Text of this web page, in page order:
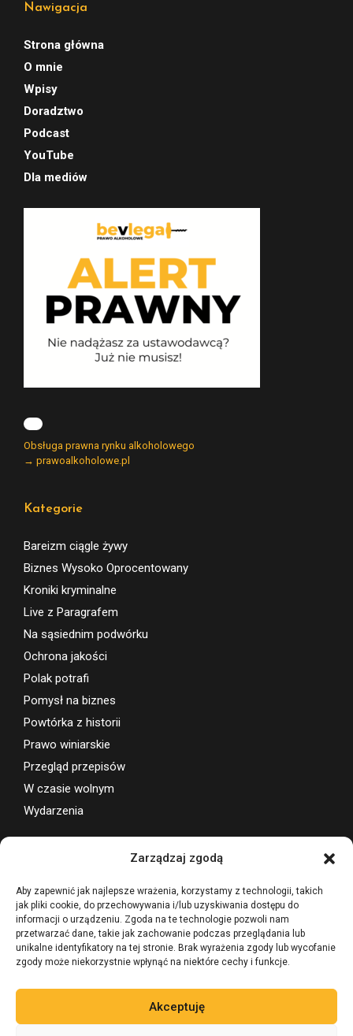
Zarządzaj zgodą
Aby zapewnić jak najlepsze wrażenia, korzystamy z technologii, takich
jak pliki cookie, do przechowywania i/lub uzyskiwania dostępu do
informacji o urządzeniu. Zgoda na te technologie pozwoli nam
przetwarzać dane, takie jak zachowanie podczas przeglądania lub
unikalne identyfikatory na tej stronie. Brak wyrażenia zgody lub wycofanie
zgody może niekorzystnie wpłynąć na niektóre cechy i funkcje.
Akceptuję
Nawigacja
Strona główna
O mnie
Wpisy
Doradztwo
Podcast
YouTube
Dla mediów
Kategorie
Bareizm ciągle żywy
Biznes Wysoko Oprocentowany
Kroniki kryminalne
Live z Paragrafem
Na sąsiednim podwórku
Ochrona jakości
Polak potrafi
Pomysł na biznes
Powtórka z historii
Prawo winiarskie
Przegląd przepisów
W czasie wolnym
Wydarzenia
Wsparcie projektu